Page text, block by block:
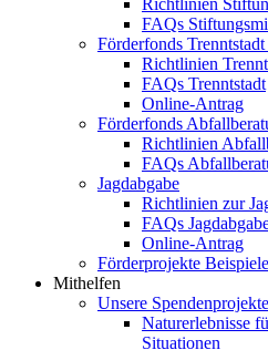
Richtlinien
FAQs
Förderfonds
Richtlinien
FAQs Trenntstadt
Online-Antrag
Förderfonds
Richtlinien
FAQs
Jagdabgabe
Richtlinien zur
FAQs
Online-Antrag
Förderprojekte Beispiele
Mithelfen
Unsere Spendenprojekte
Naturerlebnisse
Situationen